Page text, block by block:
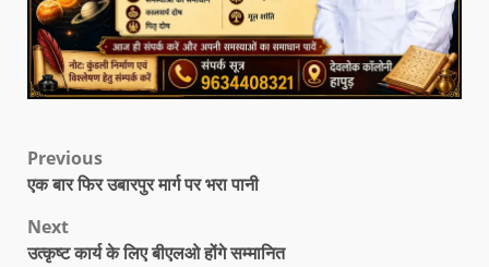
Previous
एक बार फिर उबारपुर मार्ग पर भरा पानी
Next
उत्कृष्ट कार्य के लिए बीएलओ होंगे सम्मानित